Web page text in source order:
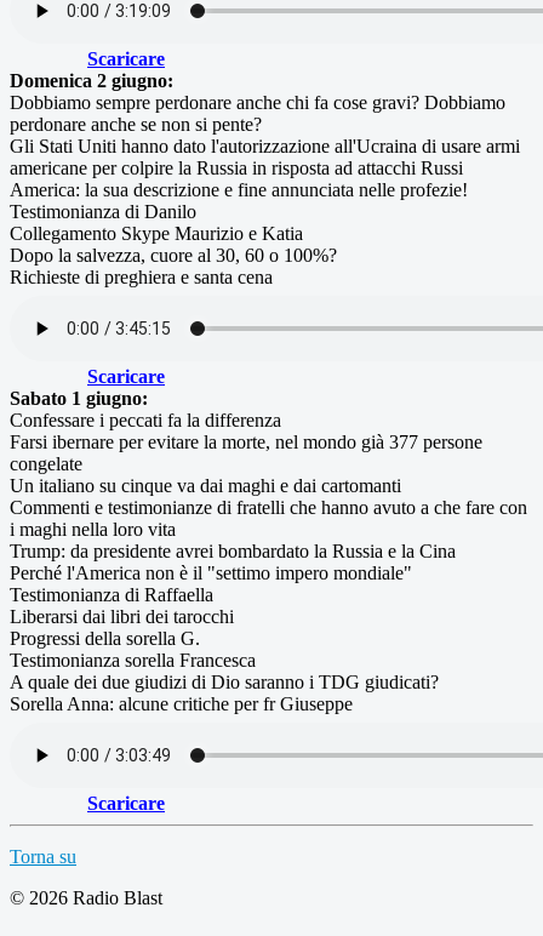
Scaricare
Domenica 2 giugno:
Dobbiamo sempre perdonare anche chi fa cose gravi? Dobbiamo
perdonare anche se non si pente?
Gli Stati Uniti hanno dato l'autorizzazione all'Ucraina di usare armi
americane per colpire la Russia in risposta ad attacchi Russi
America: la sua descrizione e fine annunciata nelle profezie!
Testimonianza di Danilo
Collegamento Skype Maurizio e Katia
Dopo la salvezza, cuore al 30, 60 o 100%?
Richieste di preghiera e santa cena
Scaricare
Sabato 1 giugno:
Confessare i peccati fa la differenza
Farsi ibernare per evitare la morte, nel mondo già 377 persone
congelate
Un italiano su cinque va dai maghi e dai cartomanti
Commenti e testimonianze di fratelli che hanno avuto a che fare con
i maghi nella loro vita
Trump: da presidente avrei bombardato la Russia e la Cina
Perché l'America non è il "settimo impero mondiale"
Testimonianza di Raffaella
Liberarsi dai libri dei tarocchi
Progressi della sorella G.
Testimonianza sorella Francesca
A quale dei due giudizi di Dio saranno i TDG giudicati?
Sorella Anna: alcune critiche per fr Giuseppe
Scaricare
Torna su
© 2026 Radio Blast